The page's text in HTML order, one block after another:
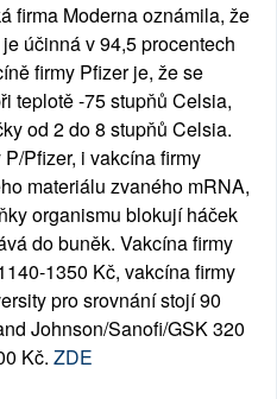
firma Moderna oznámila, že
účinná v 94,5 procentech
firmy Pfizer je, že se
teplotě -75 stupňů Celsia,
od 2 do 8 stupňů Celsia.
Pfizer, i vakcína firmy
materiálu zvaného mRNA,
organismu blokují háček
do buněk. Vakcína firmy
1350 Kč, vakcína firmy
pro srovnání stojí 90
Johnson/Sanofi/GSK 320
Kč. ZDE